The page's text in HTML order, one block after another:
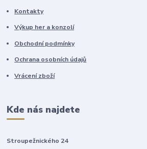
Kontakty
Výkup her a konzolí
Obchodní podmínky
Ochrana osobních údajů
Vrácení zboží
Kde nás najdete
Stroupežnického 24